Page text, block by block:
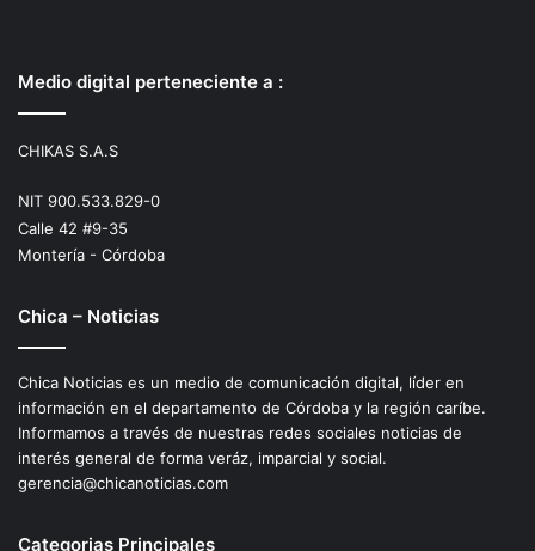
Medio digital perteneciente a :
CHIKAS S.A.S
NIT 900.533.829-0
Calle 42 #9-35
Montería - Córdoba
Chica – Noticias
Chica Noticias es un medio de comunicación digital, líder en
información en el departamento de Córdoba y la región caríbe.
Informamos a través de nuestras redes sociales noticias de
interés general de forma veráz, imparcial y social.
gerencia@chicanoticias.com
Categorias Principales